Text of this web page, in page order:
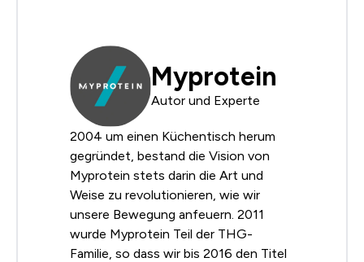
Myprotein
Autor und Experte
2004 um einen Küchentisch herum
gegründet, bestand die Vision von
Myprotein stets darin die Art und
Weise zu revolutionieren, wie wir
unsere Bewegung anfeuern. 2011
wurde Myprotein Teil der THG-
Familie, so dass wir bis 2016 den Titel